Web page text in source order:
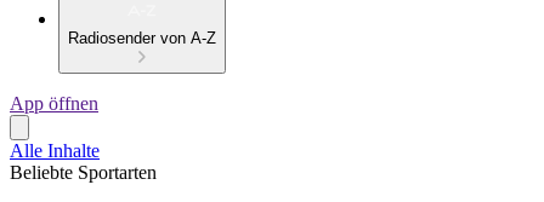
Radiosender von A-Z
App öffnen
Alle Inhalte
Beliebte Sportarten